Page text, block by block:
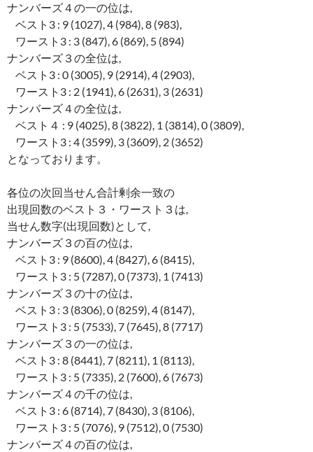
ナンバーズ４の一の位は,
ベスト3 : 9 (1027), 4 (984), 8 (983),
ワースト3 : 3 (847), 6 (869), 5 (894)
ナンバーズ３の全位は,
ベスト3 : 0 (3005), 9 (2914), 4 (2903),
ワースト3 : 2 (1941), 6 (2631), 3 (2631)
ナンバーズ４の全位は,
ベスト４ : 9 (4025), 8 (3822), 1 (3814), 0 (3809),
ワースト3 : 4 (3599), 3 (3609), 2 (3652)
となっております。
各位の次回当せん合計剰余一致の
出現回数のベスト３・ワースト３は,
当せん数字(出現回数)として,
ナンバーズ３の百の位は,
ベスト3 : 9 (8600), 4 (8427), 6 (8415),
ワースト3 : 5 (7287), 0 (7373), 1 (7413)
ナンバーズ３の十の位は,
ベスト3 : 3 (8306), 0 (8259), 4 (8147),
ワースト3 : 5 (7533), 7 (7645), 8 (7717)
ナンバーズ３の一の位は,
ベスト3 : 8 (8441), 7 (8211), 1 (8113),
ワースト3 : 5 (7335), 2 (7600), 6 (7673)
ナンバーズ４の千の位は,
ベスト3 : 6 (8714), 7 (8430), 3 (8106),
ワースト3 : 5 (7076), 9 (7512), 0 (7530)
ナンバーズ４の百の位は,